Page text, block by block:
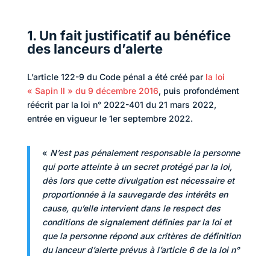
1. Un fait justificatif au bénéfice
des lanceurs d’alerte
L’article 122-9 du Code pénal a été créé par la loi
« Sapin II » du 9 décembre 2016, puis profondément
réécrit par la loi n° 2022-401 du 21 mars 2022,
entrée en vigueur le 1er septembre 2022.
« N’est pas pénalement responsable la personne
qui porte atteinte à un secret protégé par la loi,
dès lors que cette divulgation est nécessaire et
proportionnée à la sauvegarde des intérêts en
cause, qu’elle intervient dans le respect des
conditions de signalement définies par la loi et
que la personne répond aux critères de définition
du lanceur d’alerte prévus à l’article 6 de la loi n°